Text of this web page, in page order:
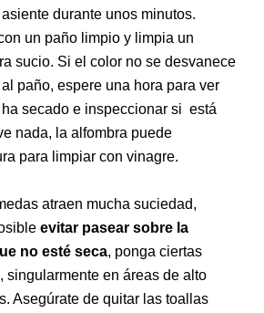
durante unos minutos.
un paño limpio y limpia un
sucio. Si el color no se desvanece
paño, espere una hora para ver
secado e inspeccionar si está
nada, la alfombra puede
para limpiar con vinagre.
atraen mucha suciedad,
evitar pasear sobre la
no esté seca, ponga ciertas
singularmente en áreas de alto
Asegúrate de quitar las toallas